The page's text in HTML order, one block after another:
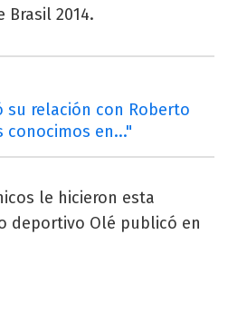
2014.
su relación con Roberto
conocimos en..."
le hicieron esta
deportivo Olé publicó en